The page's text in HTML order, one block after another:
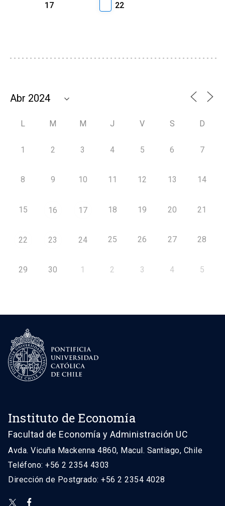
17
22
L M M J V S D
1 2 3 4 5 6 7
8 9 10 11 12 13 14
15 16 17 18 19 20 21
22 23 24 25 26 27 28
29 30 1 2 3 4 5
Instituto de Economía
Facultad de Economía y Administración UC
Avda. Vicuña Mackenna 4860, Macul. Santiago, Chile
Teléfono: +56 2 2354 4303
Dirección de Postgrado: +56 2 2354 4028